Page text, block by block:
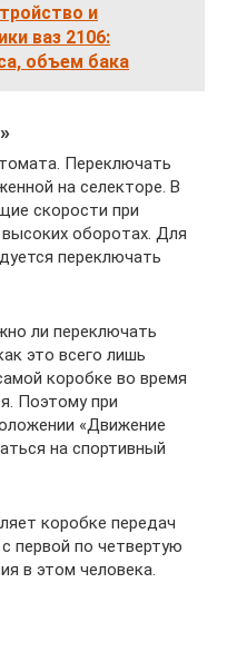
и
ваз 2106:
объем бака
Переключать
на селекторе. В
скорости при
оборотах. Для
переключать
ли переключать
это всего лишь
коробке во время
Поэтому при
«Движение
на спортивный
коробке передач
первой по четвертую
в этом человека.